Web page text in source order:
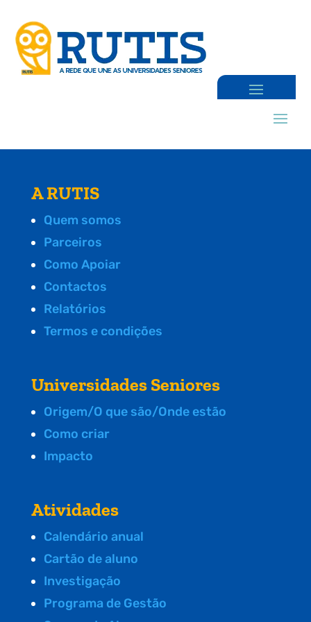
A RUTIS
Quem somos
Parceiros
Como Apoiar
Contactos
Relatórios
Termos e condições
Universidades Seniores
Origem/O que são/Onde estão
Como criar
Impacto
Atividades
Calendário anual
Cartão de aluno
Investigação
Programa de Gestão